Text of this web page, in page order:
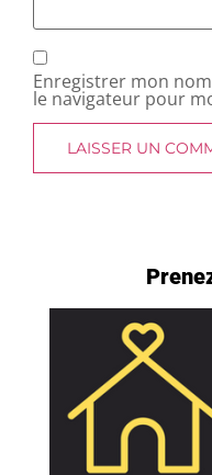
Enregistrer mon
le navigateur pour